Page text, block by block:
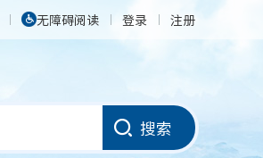
无障碍阅读 登录 注册
搜索